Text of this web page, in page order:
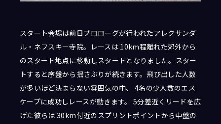
スタート会場は前日プロローグが行われたアレクサンダ
ル・ネフスキー寺院。レースは 10km程離れた郊外から
のスタート地点に移動しスタートとなりました。スター
トすると序盤から揺さぶりが続きます。飛び出した人数
が多いほど決まらない雰囲気の中、 4名の少人数のエス
ケープに成功しレースが動きます。 5分差近くリードを広
げた彼らは 30km付近のスプリントポイントから中盤の